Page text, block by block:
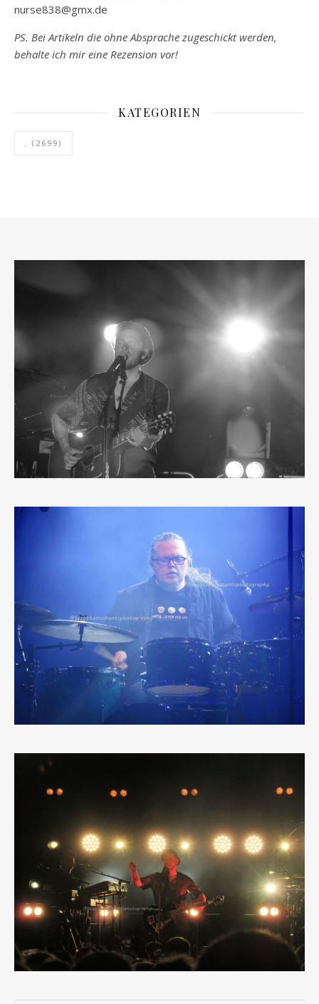
nurse838@gmx.de
PS. Bei Artikeln die ohne Absprache zugeschickt werden,
behalte ich mir eine Rezension vor!
KATEGORIEN
. (2699)